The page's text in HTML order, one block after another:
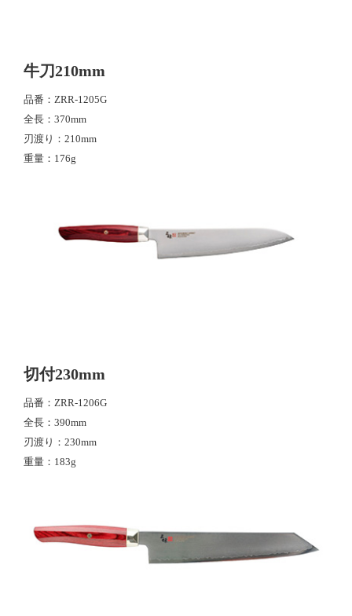
牛刀210mm
品番
ZRR-1205G
全長
370mm
刃渡り
210mm
重量
176g
切付230mm
品番
ZRR-1206G
全長
390mm
刃渡り
230mm
重量
183g